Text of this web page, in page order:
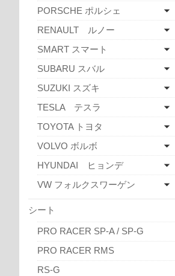
PORSCHE ポルシェ
RENAULT ルノー
SMART スマート
SUBARU スバル
SUZUKI スズキ
TESLA テスラ
TOYOTA トヨタ
VOLVO ボルボ
HYUNDAI ヒョンデ
VW フォルクスワーゲン
シート
PRO RACER SP-A / SP-G
PRO RACER RMS
RS-G